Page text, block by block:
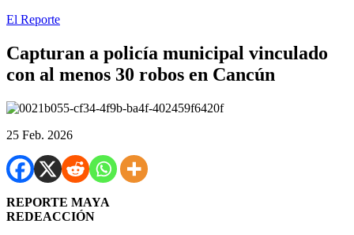
El Reporte
Capturan a policía municipal vinculado
con al menos 30 robos en Cancún
25 Feb. 2026
REPORTE MAYA
REDEACCIÓN